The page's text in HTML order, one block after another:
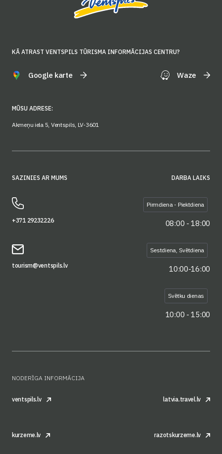
KĀ ATRAST VENTSPILS TŪRISMA INFORMĀCIJAS CENTRU?
Google karte Waze
MŪSU ADRESE:
Akmeņu iela 5, Ventspils, LV-3601
SAZINIES AR MUMS
+371 29232226
tourism@ventspils.lv
DARBA LAIKS
Pirmdiena - Piektdiena
08:00 - 18:00
Sestdiena, Svētdiena
10:00-16:00
Svētku dienas
10:00 - 15:00
NODERĪGA INFORMĀCIJA
ventspils.lv latvia.travel.lv
kurzeme.lv razotskurzeme.lv